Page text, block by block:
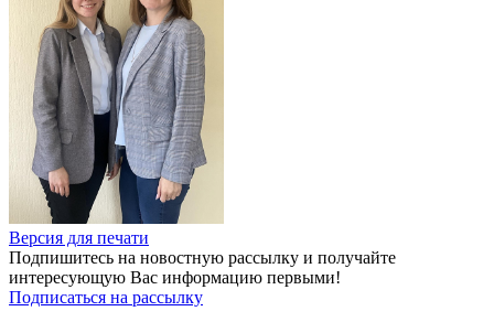
Версия для печати
Подпишитесь на новостную рассылку и получайте
интересующую Вас информацию первыми!
Подписаться на рассылку